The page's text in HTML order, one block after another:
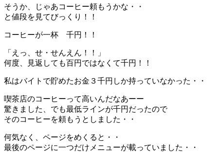
そうか、じゃあコーヒー頼もうかな・・
と値段を見てびっくり！！
コーヒーが一杯 千円！！
「えっ、せ・せんえん！！」
何度、見返しても百円ではなくて千円！！
私はバイトで貯めたお金３千円しか持っていなかった・・
喫茶店のコーヒーって高いんだなあーー
驚きました、でも最低ラインが千円だったので
そのコーヒーを頼もうとしました・・
何気なく、ページをめくると・・
最後のページに一つだけメニューが載っていました・・